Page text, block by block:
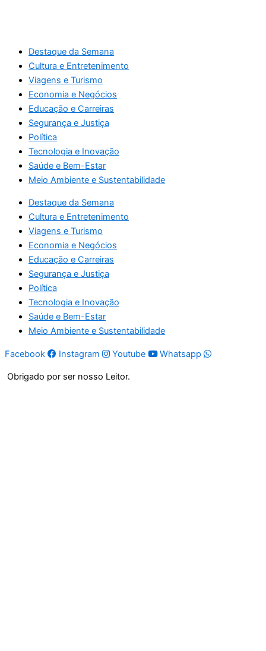
Destaque da Semana
Cultura e Entretenimento
Viagens e Turismo
Economia e Negócios
Educação e Carreiras
Segurança e Justiça
Política
Tecnologia e Inovação
Saúde e Bem-Estar
Meio Ambiente e Sustentabilidade
Destaque da Semana
Cultura e Entretenimento
Viagens e Turismo
Economia e Negócios
Educação e Carreiras
Segurança e Justiça
Política
Tecnologia e Inovação
Saúde e Bem-Estar
Meio Ambiente e Sustentabilidade
Facebook Instagram Youtube Whatsapp
Obrigado por ser nosso Leitor.